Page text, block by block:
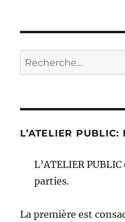
Recherche
pour :
L’ATELIER PUBLIC:
L’ATELIER
parties.
La première est